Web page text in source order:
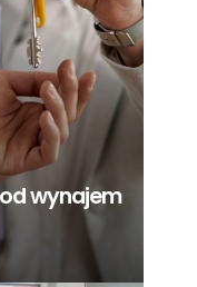
wynajem